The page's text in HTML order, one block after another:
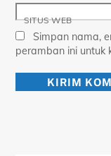
SITUS WEB
Simpan nama,
peramban ini untuk